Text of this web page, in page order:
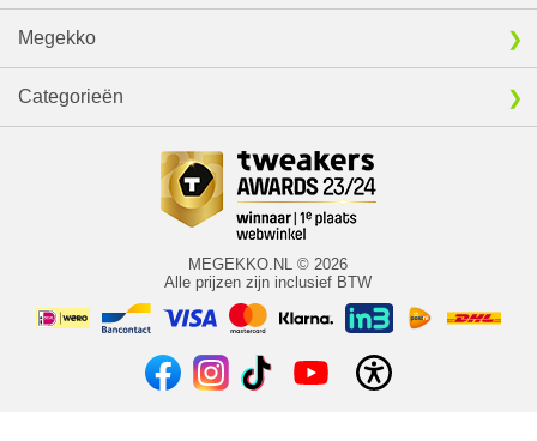
Megekko
Categorieën
MEGEKKO.NL © 2026
Alle prijzen zijn inclusief BTW